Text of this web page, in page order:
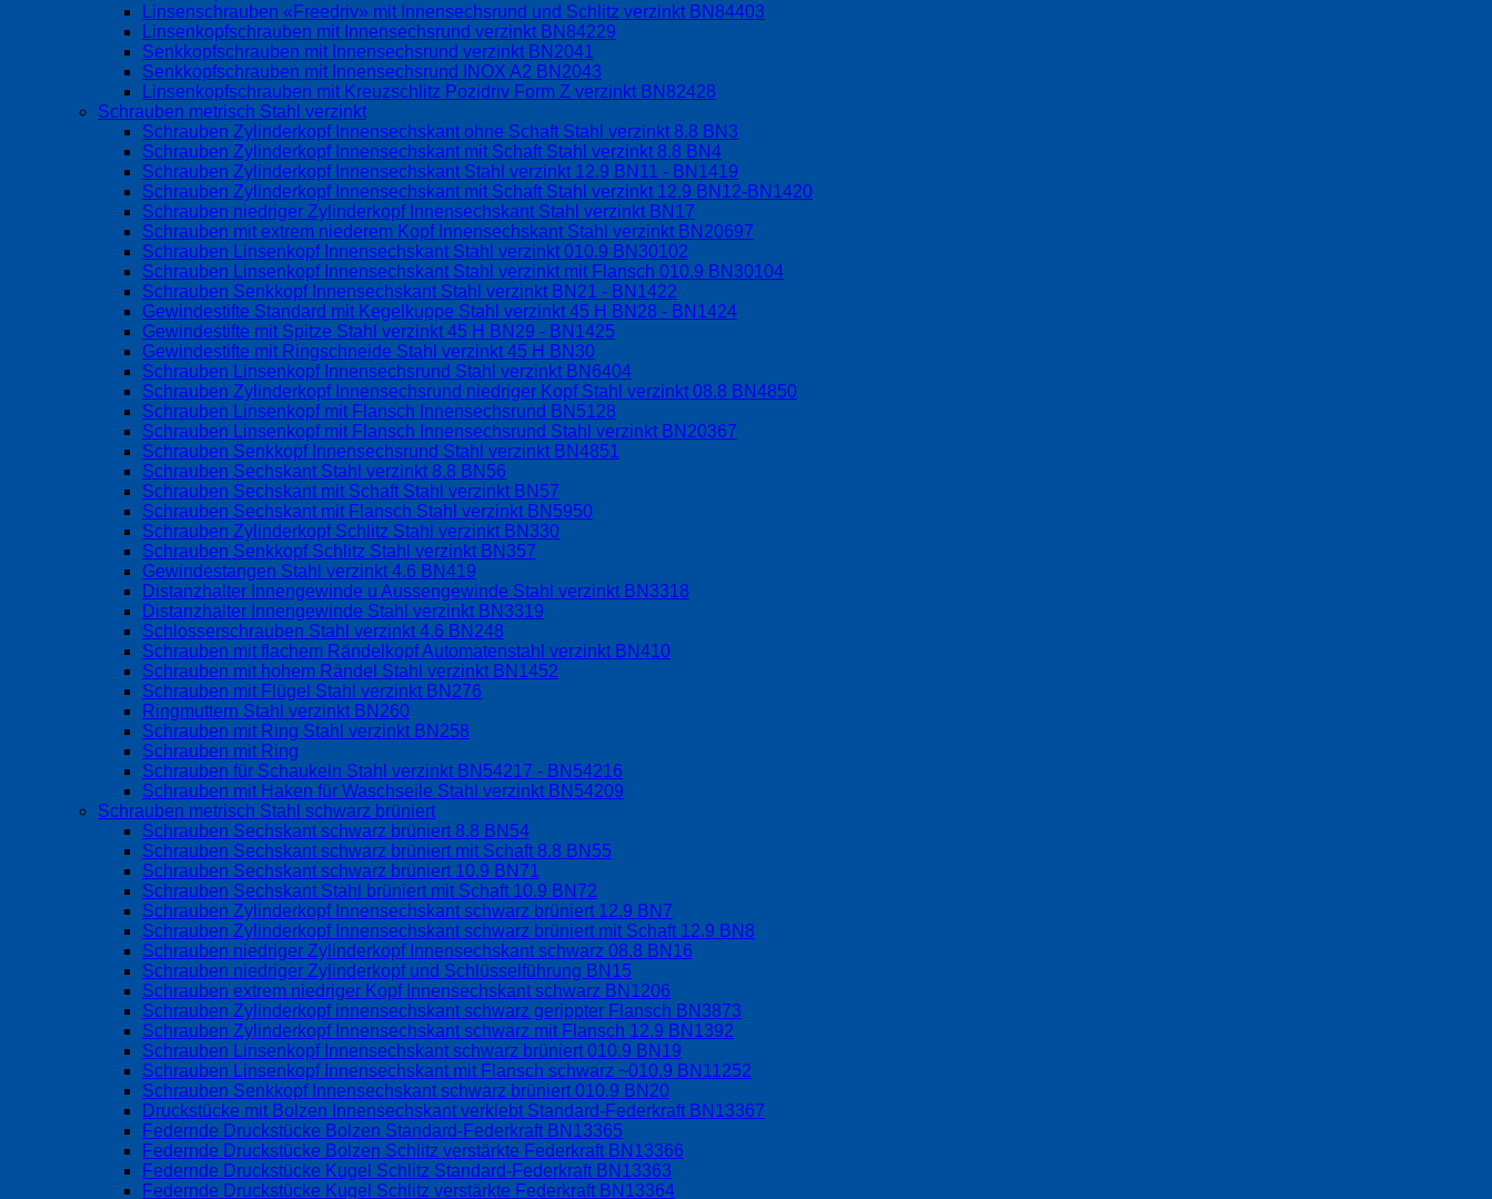
Linsenschrauben «Freedriv» mit Innensechsrund und Schlitz verzinkt BN84403
Linsenkopfschrauben mit Innensechsrund verzinkt BN84229
Senkkopfschrauben mit Innensechsrund verzinkt BN2041
Senkkopfschrauben mit Innensechsrund INOX A2 BN2043
Linsenkopfschrauben mit Kreuzschlitz Pozidriv Form Z verzinkt BN82428
Schrauben metrisch Stahl verzinkt
Schrauben Zylinderkopf Innensechskant ohne Schaft Stahl verzinkt 8.8 BN3
Schrauben Zylinderkopf Innensechskant mit Schaft Stahl verzinkt 8.8 BN4
Schrauben Zylinderkopf Innensechskant Stahl verzinkt 12.9 BN11 - BN1419
Schrauben Zylinderkopf Innensechskant mit Schaft Stahl verzinkt 12.9 BN12-BN1420
Schrauben niedriger Zylinderkopf Innensechskant Stahl verzinkt BN17
Schrauben mit extrem niederem Kopf Innensechskant Stahl verzinkt BN20697
Schrauben Linsenkopf Innensechskant Stahl verzinkt 010.9 BN30102
Schrauben Linsenkopf Innensechskant Stahl verzinkt mit Flansch 010.9 BN30104
Schrauben Senkkopf Innensechskant Stahl verzinkt BN21 - BN1422
Gewindestifte Standard mit Kegelkuppe Stahl verzinkt 45 H BN28 - BN1424
Gewindestifte mit Spitze Stahl verzinkt 45 H BN29 - BN1425
Gewindestifte mit Ringschneide Stahl verzinkt 45 H BN30
Schrauben Linsenkopf Innensechsrund Stahl verzinkt BN6404
Schrauben Zylinderkopf Innensechsrund niedriger Kopf Stahl verzinkt 08.8 BN4850
Schrauben Linsenkopf mit Flansch Innensechsrund BN5128
Schrauben Linsenkopf mit Flansch Innensechsrund Stahl verzinkt BN20367
Schrauben Senkkopf Innensechsrund Stahl verzinkt BN4851
Schrauben Sechskant Stahl verzinkt 8.8 BN56
Schrauben Sechskant mit Schaft Stahl verzinkt BN57
Schrauben Sechskant mit Flansch Stahl verzinkt BN5950
Schrauben Zylinderkopf Schlitz Stahl verzinkt BN330
Schrauben Senkkopf Schlitz Stahl verzinkt BN357
Gewindestangen Stahl verzinkt 4.6 BN419
Distanzhalter Innengewinde u Aussengewinde Stahl verzinkt BN3318
Distanzhalter Innengewinde Stahl verzinkt BN3319
Schlosserschrauben Stahl verzinkt 4.6 BN248
Schrauben mit flachem Rändelkopf Automatenstahl verzinkt BN410
Schrauben mit hohem Rändel Stahl verzinkt BN1452
Schrauben mit Flügel Stahl verzinkt BN276
Ringmuttern Stahl verzinkt BN260
Schrauben mit Ring Stahl verzinkt BN258
Schrauben mit Ring
Schrauben für Schaukeln Stahl verzinkt BN54217 - BN54216
Schrauben mit Haken für Waschseile Stahl verzinkt BN54209
Schrauben metrisch Stahl schwarz brüniert
Schrauben Sechskant schwarz brüniert 8.8 BN54
Schrauben Sechskant schwarz brüniert mit Schaft 8.8 BN55
Schrauben Sechskant schwarz brüniert 10.9 BN71
Schrauben Sechskant Stahl brüniert mit Schaft 10.9 BN72
Schrauben Zylinderkopf Innensechskant schwarz brüniert 12.9 BN7
Schrauben Zylinderkopf Innensechskant schwarz brüniert mit Schaft 12.9 BN8
Schrauben niedriger Zylinderkopf Innensechskant schwarz 08.8 BN16
Schrauben niedriger Zylinderkopf und Schlüsselführung BN15
Schrauben extrem niedriger Kopf Innensechskant schwarz BN1206
Schrauben Zylinderkopf innensechskant schwarz gerippter Flansch BN3873
Schrauben Zylinderkopf Innensechskant schwarz mit Flansch 12.9 BN1392
Schrauben Linsenkopf Innensechskant schwarz brüniert 010.9 BN19
Schrauben Linsenkopf Innensechskant mit Flansch schwarz ~010.9 BN11252
Schrauben Senkkopf Innensechskant schwarz brüniert 010.9 BN20
Druckstücke mit Bolzen Innensechskant verklebt Standard-Federkraft BN13367
Federnde Druckstücke Bolzen Standard-Federkraft BN13365
Federnde Druckstücke Bolzen Schlitz verstärkte Federkraft BN13366
Federnde Druckstücke Kugel Schlitz Standard-Federkraft BN13363
Federnde Druckstücke Kugel Schlitz verstärkte Federkraft BN13364